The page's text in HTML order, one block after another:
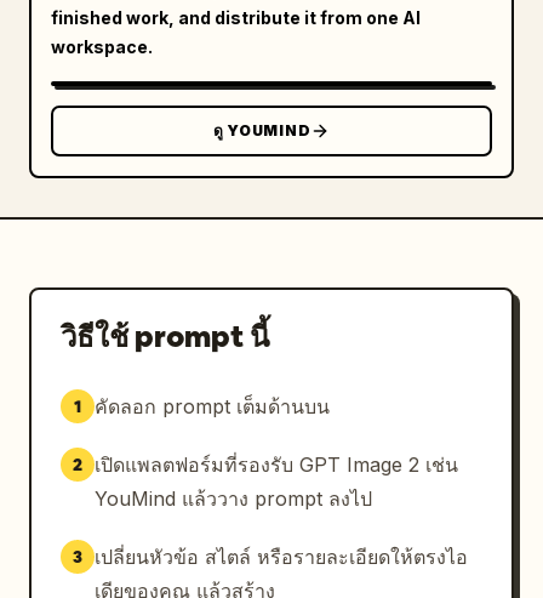
finished work, and distribute it from one AI
workspace.
ดู YOUMIND
วิธีใช้ prompt นี้
1 คัดลอก prompt เต็มด้านบน
2
เปิดแพลตฟอร์มที่รองรับ GPT Image 2 เช่น
YouMind แล้ววาง prompt ลงไป
3
เปลี่ยนหัวข้อ สไตล์ หรือรายละเอียดให้ตรงไอ
เดียของคุณ แล้วสร้าง